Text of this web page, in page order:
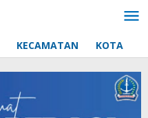
KECAMATAN KOTA